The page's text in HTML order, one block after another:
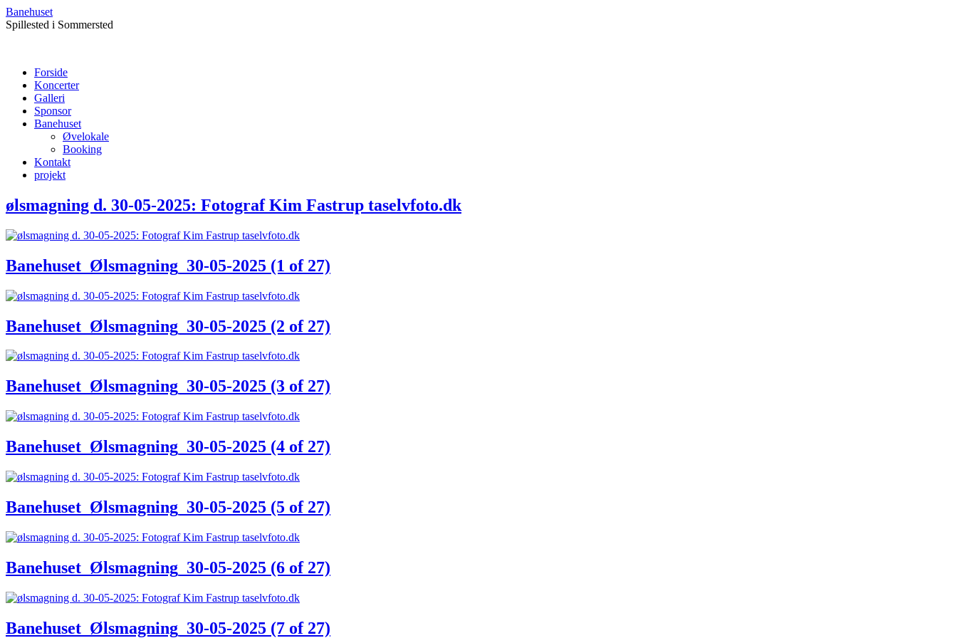
Banehuset
Spillested i Sommersted
Forside
Koncerter
Galleri
Sponsor
Banehuset
Øvelokale
Booking
Kontakt
projekt
ølsmagning d. 30-05-2025: Fotograf Kim Fastrup taselvfoto.dk
Banehuset_Ølsmagning_30-05-2025 (1 of 27)
Banehuset_Ølsmagning_30-05-2025 (2 of 27)
Banehuset_Ølsmagning_30-05-2025 (3 of 27)
Banehuset_Ølsmagning_30-05-2025 (4 of 27)
Banehuset_Ølsmagning_30-05-2025 (5 of 27)
Banehuset_Ølsmagning_30-05-2025 (6 of 27)
Banehuset_Ølsmagning_30-05-2025 (7 of 27)